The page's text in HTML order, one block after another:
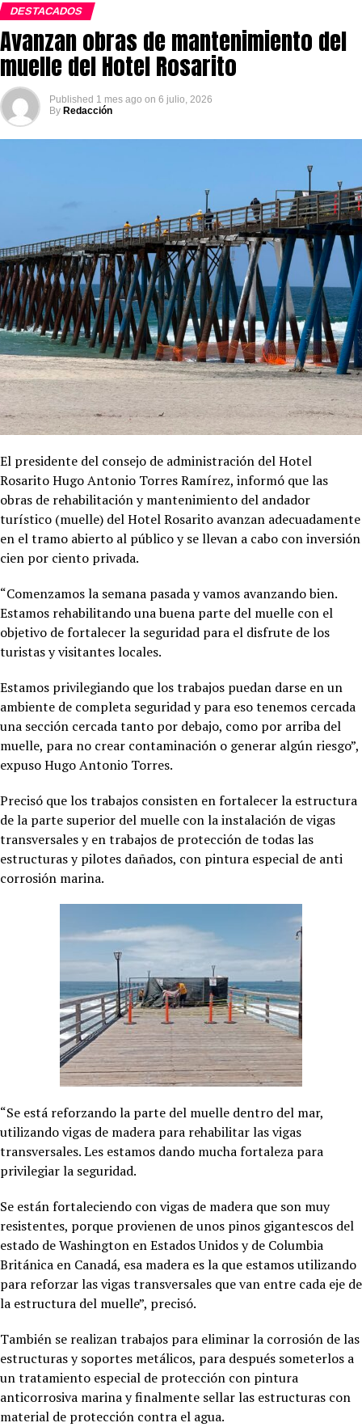
DESTACADOS
Avanzan obras de mantenimiento del
muelle del Hotel Rosarito
Published 1 mes ago on 6 julio, 2026
By Redacción
El presidente del consejo de administración del Hotel
Rosarito Hugo Antonio Torres Ramírez, informó que las
obras de rehabilitación y mantenimiento del andador
turístico (muelle) del Hotel Rosarito avanzan adecuadamente
en el tramo abierto al público y se llevan a cabo con inversión
cien por ciento privada.
“Comenzamos la semana pasada y vamos avanzando bien.
Estamos rehabilitando una buena parte del muelle con el
objetivo de fortalecer la seguridad para el disfrute de los
turistas y visitantes locales.
Estamos privilegiando que los trabajos puedan darse en un
ambiente de completa seguridad y para eso tenemos cercada
una sección cercada tanto por debajo, como por arriba del
muelle, para no crear contaminación o generar algún riesgo”,
expuso Hugo Antonio Torres.
Precisó que los trabajos consisten en fortalecer la estructura
de la parte superior del muelle con la instalación de vigas
transversales y en trabajos de protección de todas las
estructuras y pilotes dañados, con pintura especial de anti
corrosión marina.
“Se está reforzando la parte del muelle dentro del mar,
utilizando vigas de madera para rehabilitar las vigas
transversales. Les estamos dando mucha fortaleza para
privilegiar la seguridad.
Se están fortaleciendo con vigas de madera que son muy
resistentes, porque provienen de unos pinos gigantescos del
estado de Washington en Estados Unidos y de Columbia
Británica en Canadá, esa madera es la que estamos utilizando
para reforzar las vigas transversales que van entre cada eje de
la estructura del muelle”, precisó.
También se realizan trabajos para eliminar la corrosión de las
estructuras y soportes metálicos, para después someterlos a
un tratamiento especial de protección con pintura
anticorrosiva marina y finalmente sellar las estructuras con
material de protección contra el agua.